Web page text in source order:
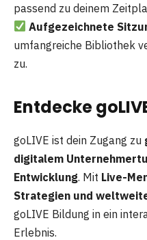
passend zu deinem
Aufgezeichnete
umfangreiche Bibliothek
zu.
Entdecke
goLIVE ist dein Zugang zu
digitalem
Entwicklung. Mit Live-
Strategien und
goLIVE Bildung in ein
Erlebnis.